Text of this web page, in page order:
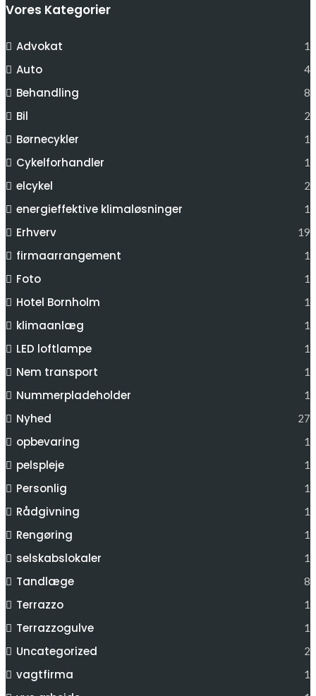
Vores Kategorier
Advokat 1
Auto 4
Behandling 8
Bil 2
Børnecykler 1
Cykelforhandler 1
elcykel 2
energieffektive klimaløsninger 1
Erhverv 19
firmaarrangement 1
Foto 1
Hotel Bornholm 1
klimaanlæg 1
LED loftlampe 1
Nem transport 1
Nummerpladeholder 1
Nyhed 27
opbevaring 1
pelspleje 1
Personlig 1
Rådgivning 1
Rengøring 1
selskabslokaler 1
Tandlæge 8
Terrazzo 1
Terrazzogulve 1
Uncategorized 2
vagtfirma 1